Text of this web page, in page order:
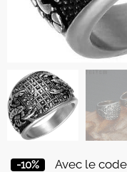
-10% Avec le code